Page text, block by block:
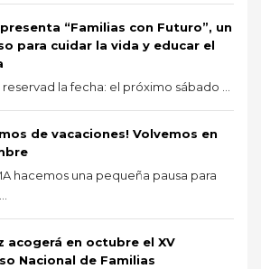
presenta “Familias con Futuro”, un
para cuidar la vida y educar el
reservad la fecha: el próximo sábado ...
de vacaciones! Volvemos en
hacemos una pequeña pausa para
acogerá en octubre el XV
Nacional de Familias